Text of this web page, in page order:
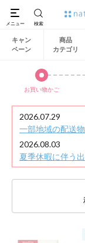
キャン
ペーン
商品
カテゴリ
お買い物かご
2026.07.29
一部地域の配送
2026.08.03
夏季休暇に伴う